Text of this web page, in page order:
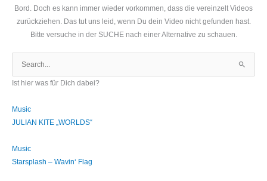
Bord. Doch es kann immer wieder vorkommen, dass die vereinzelt Videos
zurückziehen. Das tut uns leid, wenn Du dein Video nicht gefunden hast.
Bitte versuche in der SUCHE nach einer Alternative zu schauen.
Ist hier was für Dich dabei?
Music
JULIAN KITE „WORLDS“
Music
Starsplash – Wavin‘ Flag